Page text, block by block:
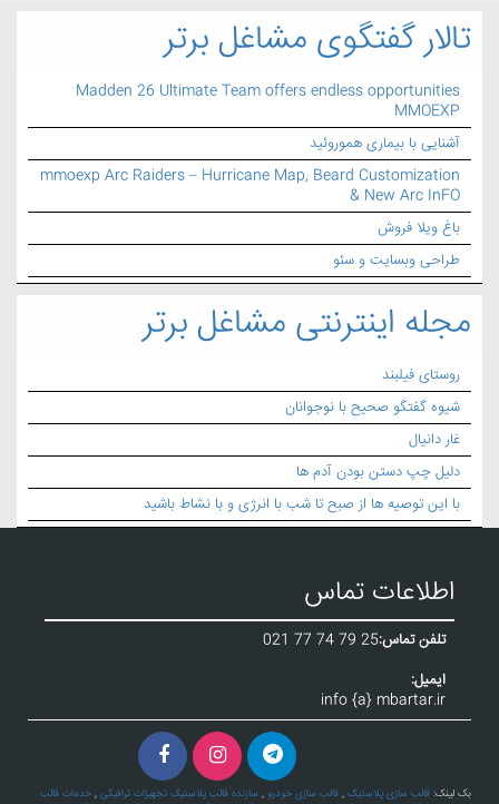
تالار گفتگوی مشاغل برتر
Madden 26 Ultimate Team offers endless opportunities
MMOEXP
آشنایی با بیماری هموروئید
mmoexp Arc Raiders – Hurricane Map, Beard Customization
& New Arc InFO
باغ ویلا فروش
طراحی وبسایت و سئو
مجله اینترنتی مشاغل برتر
روستای فیلبند
شیوه گفتگو صحیح با نوجوانان
غار دانیال
دلیل چپ دستن بودن آدم ها
با این توصیه ها از صبح تا شب با انرژی و با نشاط باشید
اطلاعات تماس
تلفن تماس:021 77 74 79 25
ایمیل:
info {a} mbartar.ir
بک لینک: قالب سازی پلاستیک , قالب سازی خودرو , سازنده قالب پلاستیک تجهیزات ترافیکی , خدمات قالب